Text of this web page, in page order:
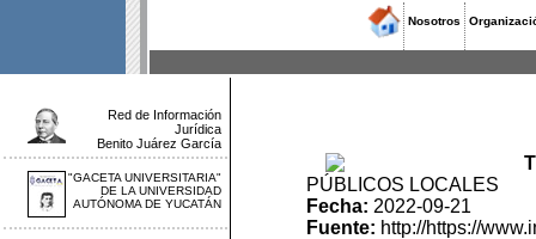
Nosotros
Red de Información
Jurídica
Benito Juárez García
"GACETA UNIVERSITARIA"
DE LA UNIVERSIDAD
AUTÓNOMA DE YUCATÁN
PÚBLICOS LOCALES
Fecha: 2022-09-21
Fuente: http://https://